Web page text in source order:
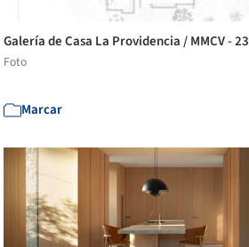
Galería de Casa La Providencia / MMCV - 23
Foto
Marcar